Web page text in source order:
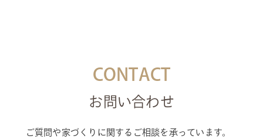
CONTACT
お問い合わせ
ご質問や家づくりに関するご相談を承っています。